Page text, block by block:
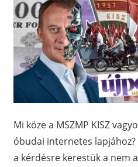
Mi köze a MSZMP KISZ
óbudai internetes
a kérdésre kerestük a nem